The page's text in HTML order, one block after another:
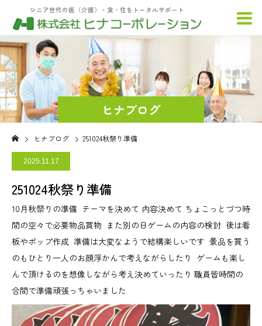
シニア世代の医（介護）・食・住をトータルサポート
ヒナブログ
ヒナブログ 251024秋祭り準備
2025.11.17
251024秋祭り準備
10月秋祭りの準備 テーマを決めて 内容決めて ちょこっとづつ時
間の空々で必要物品買物 また別の日ゲームの内容の検討 後は看
板やポップ作成 準備は大変なようで結構楽しいです 景品を買う
のもひとり一人のお顔浮かんで考えながらしたり ゲームも楽し
んで頂けるのを想像しながら考え決めていったり 職員皆時間の
合間で準備頑張っちゃいました